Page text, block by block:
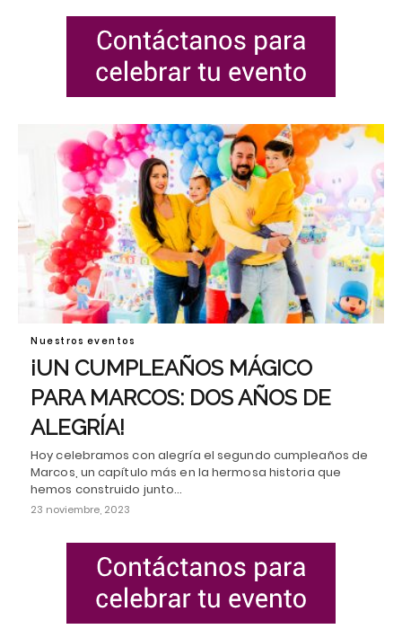
Nuestros eventos
¡UN CUMPLEAÑOS MÁGICO
PARA MARCOS: DOS AÑOS DE
ALEGRÍA!
Hoy celebramos con alegría el segundo cumpleaños de
Marcos, un capítulo más en la hermosa historia que
hemos construido junto…
23 noviembre, 2023